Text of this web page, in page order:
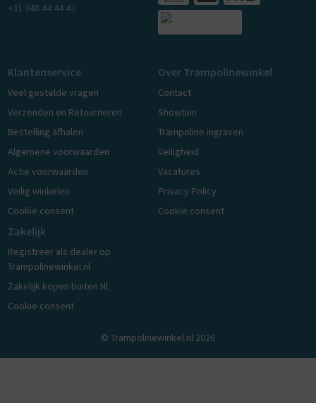
+31 348 44 44 43
Klantenservice
Veel gestelde vragen
Verzenden en Retourneren
Bestelling afhalen
Algemene voorwaarden
Actie voorwaarden
Veilig winkelen
Cookie consent
Over Trampolinewinkel
Contact
Showtuin
Trampoline ingraven
Veiligheid
Vacatures
Privacy Policy
Cookie consent
Zakelijk
Registreer als dealer op
Trampolinewinkel.nl
Zakelijk kopen buiten NL
Cookie consent
© Trampolinewinkel.nl 2026